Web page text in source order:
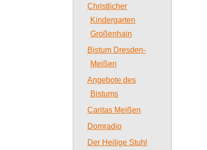
Christlicher
Kindergarten
Großenhain
Bistum Dresden-
Meißen
Angebote des
Bistums
Caritas Meißen
Domradio
Der Heilige Stuhl